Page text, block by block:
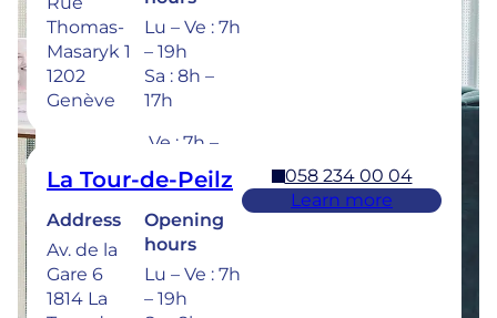
Thomas-
Masaryk 1
1202
Genève
Lu – Ve : 7h
– 19h
Sa : 8h –
17h
La Tour-de-Peilz
Address
Av. de la
Gare 6
1814 La
Opening
hours
Lu – Ve : 7h
– 19h
058 234 00 04
Learn more
Address
Rue de la
Sionge 37
Opening
hours
Lu – Je :
Ve : 7h –
18h
Sa : 8h –
17h
Dental emergencies : 7 days a week for
treatment within 24 hours : 058 234 00 00